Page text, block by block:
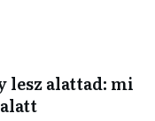
lesz alattad: mi